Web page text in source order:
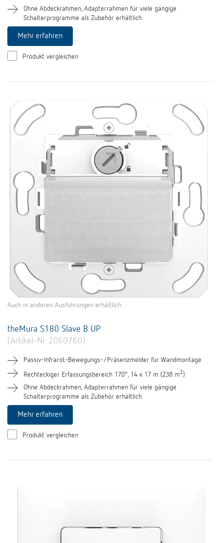
Ohne Abdeckrahmen, Adapterrahmen für viele gängige
Schalterprogramme als Zubehör erhältlich
Mehr erfahren
Produkt vergleichen
Auch in anderen Ausführungen erhältlich.
theMura S180 Slave B UP
(Artikel-Nr. 2060760)
Passiv-Infrarot-Bewegungs-/Präsenzmelder für Wandmontage
Rechteckiger Erfassungsbereich 170°, 14 x 17 m (238 m2)
Ohne Abdeckrahmen, Adapterrahmen für viele gängige
Schalterprogramme als Zubehör erhältlich
Mehr erfahren
Produkt vergleichen